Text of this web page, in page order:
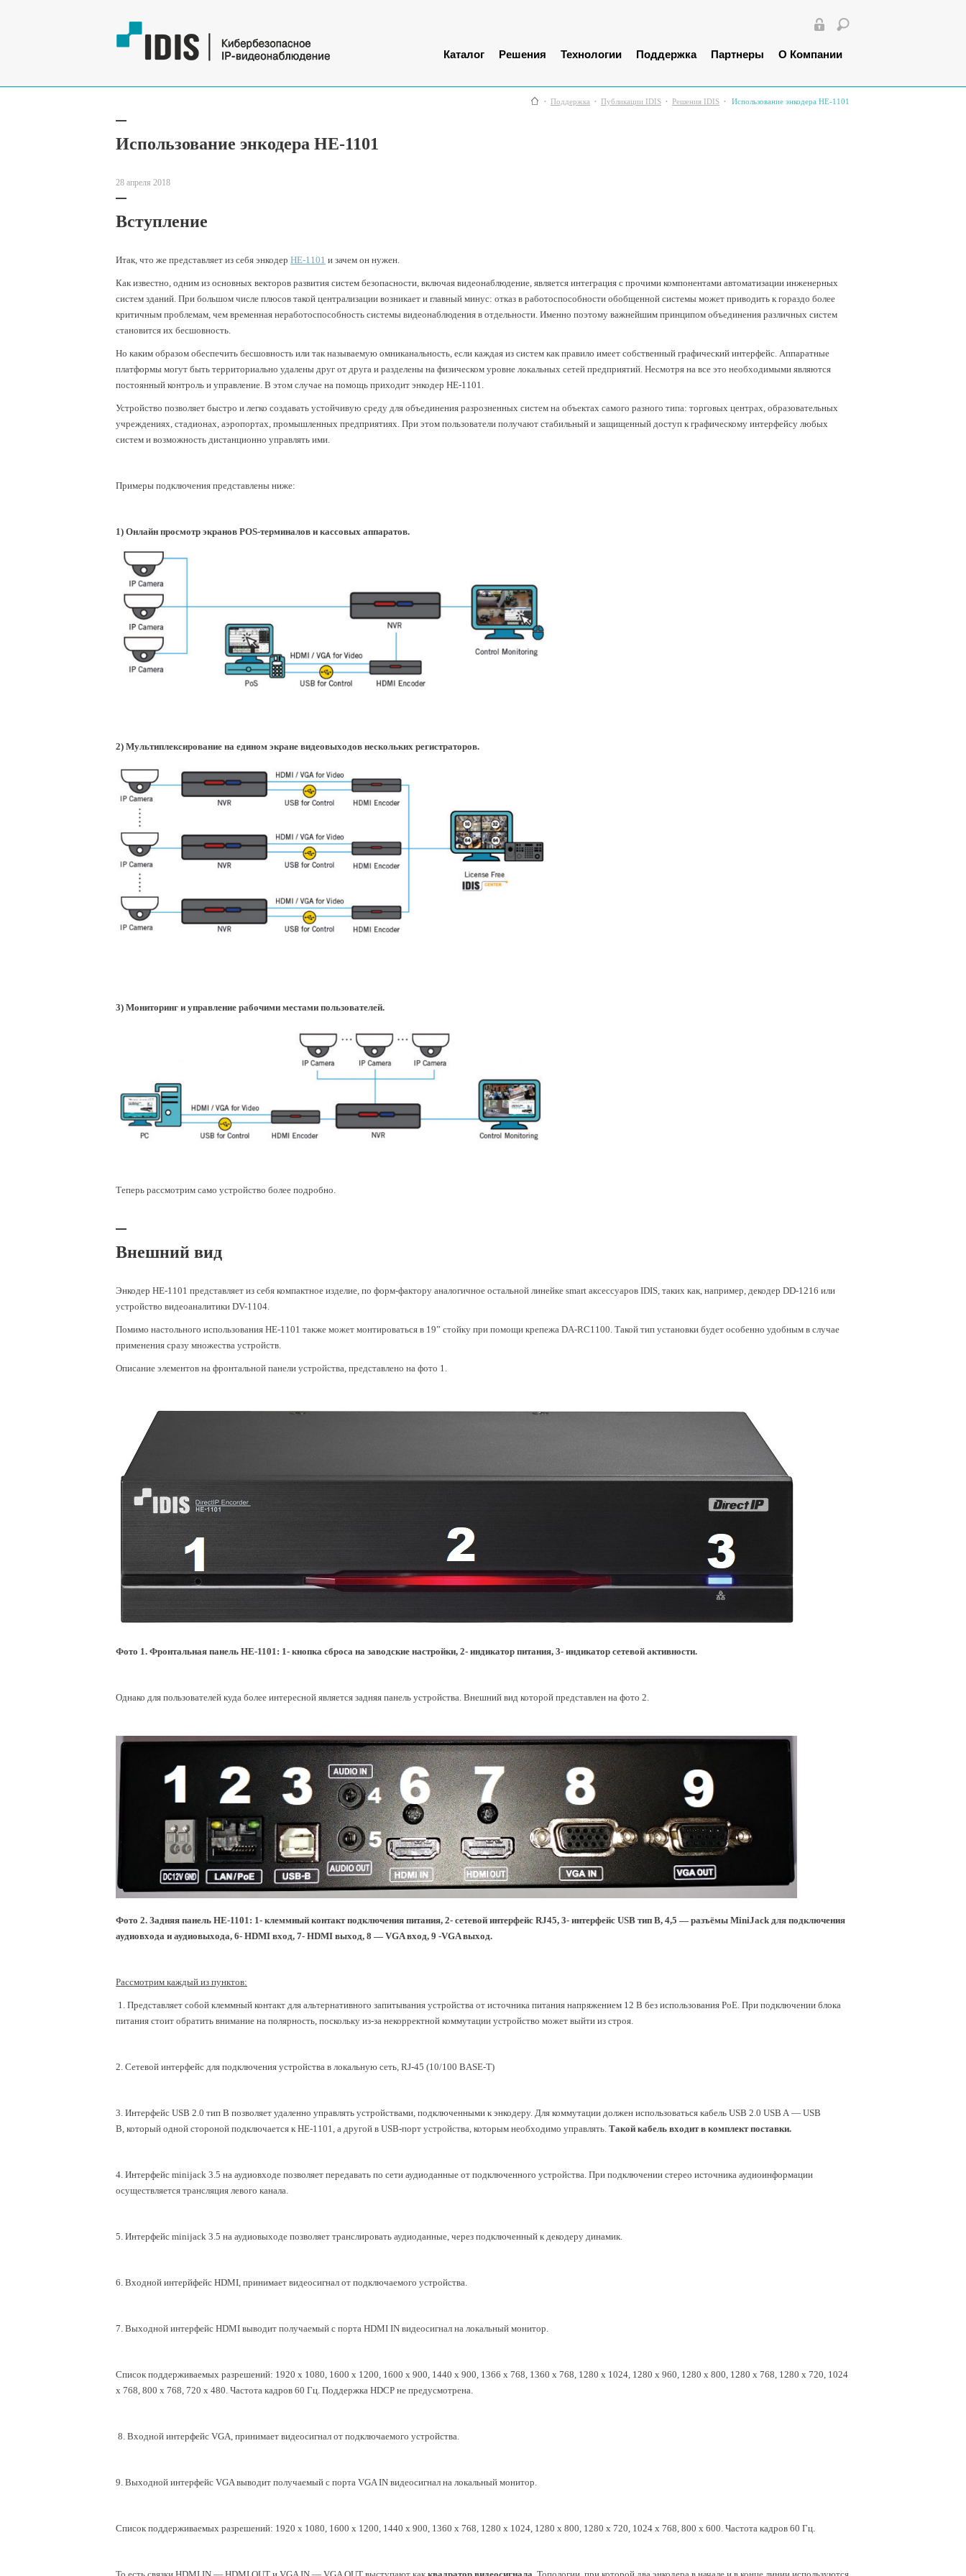
Каталог Решения Технологии Поддержка Партнеры О Компании
Поддержка Публикации IDIS Решения IDIS Использование энкодера HE-1101
Использование энкодера HE-1101
28 апреля 2018
Вступление
Итак, что же представляет из себя энкодер HE-1101 и зачем он нужен.
Как известно, одним из основных векторов развития систем безопасности, включая видеонаблюдение, является интеграция с прочими компонентами автоматизации инженерных
систем зданий. При большом числе плюсов такой централизации возникает и главный минус: отказ в работоспособности обобщенной системы может приводить к гораздо более
критичным проблемам, чем временная неработоспособность системы видеонаблюдения в отдельности. Именно поэтому важнейшим принципом объединения различных систем
становится их бесшовность.
Но каким образом обеспечить бесшовность или так называемую омниканальность, если каждая из систем как правило имеет собственный графический интерфейс. Аппаратные
платформы могут быть территориально удалены друг от друга и разделены на физическом уровне локальных сетей предприятий. Несмотря на все это необходимыми являются
постоянный контроль и управление. В этом случае на помощь приходит энкодер HE-1101.
Устройство позволяет быстро и легко создавать устойчивую среду для объединения разрозненных систем на объектах самого разного типа: торговых центрах, образовательных
учреждениях, стадионах, аэропортах, промышленных предприятиях. При этом пользователи получают стабильный и защищенный доступ к графическому интерфейсу любых
систем и возможность дистанционно управлять ими.
Примеры подключения представлены ниже:
1) Онлайн просмотр экранов POS-терминалов и кассовых аппаратов.
2) Мультиплексирование на едином экране видеовыходов нескольких регистраторов.
3) Мониторинг и управление рабочими местами пользователей.
Теперь рассмотрим само устройство более подробно.
Внешний вид
Энкодер HE-1101 представляет из себя компактное изделие, по форм-фактору аналогичное остальной линейке smart аксессуаров IDIS, таких как, например, декодер DD-1216 или
устройство видеоаналитики DV-1104.
Помимо настольного использования HE-1101 также может монтироваться в 19” стойку при помощи крепежа DA-RC1100. Такой тип установки будет особенно удобным в случае
применения сразу множества устройств.
Описание элементов на фронтальной панели устройства, представлено на фото 1.
Фото 1. Фронтальная панель HE-1101: 1- кнопка сброса на заводские настройки, 2- индикатор питания, 3- индикатор сетевой активности.
Однако для пользователей куда более интересной является задняя панель устройства. Внешний вид которой представлен на фото 2.
Фото 2. Задняя панель HE-1101: 1- клеммный контакт подключения питания, 2- сетевой интерфейс RJ45, 3- интерфейс USB тип B, 4,5 — разъёмы MiniJack для подключения
аудиовхода и аудиовыхода, 6- HDMI вход, 7- HDMI выход, 8 — VGA вход, 9 -VGA выход.
Рассмотрим каждый из пунктов:
1. Представляет собой клеммный контакт для альтернативного запитывания устройства от источника питания напряжением 12 В без использования PoE. При подключении блока
питания стоит обратить внимание на полярность, поскольку из-за некорректной коммутации устройство может выйти из строя.
2. Сетевой интерфейс для подключения устройства в локальную сеть, RJ-45 (10/100 BASE-T)
3. Интерфейс USB 2.0 тип B позволяет удаленно управлять устройствами, подключенными к энкодеру. Для коммутации должен использоваться кабель USB 2.0 USB A — USB
B, который одной стороной подключается к HE-1101, а другой в USB-порт устройства, которым необходимо управлять. Такой кабель входит в комплект поставки.
4. Интерфейс minijack 3.5 на аудиовходе позволяет передавать по сети аудиоданные от подключенного устройства. При подключении стерео источника аудиоинформации
осуществляется трансляция левого канала.
5. Интерфейс minijack 3.5 на аудиовыходе позволяет транслировать аудиоданные, через подключенный к декодеру динамик.
6. Входной интерйфейс HDMI, принимает видеосигнал от подключаемого устройства.
7. Выходной интерфейс HDMI выводит получаемый с порта HDMI IN видеосигнал на локальный монитор.
Список поддерживаемых разрешений: 1920 х 1080, 1600 х 1200, 1600 x 900, 1440 x 900, 1366 x 768, 1360 x 768, 1280 x 1024, 1280 x 960, 1280 x 800, 1280 x 768, 1280 x 720, 1024
x 768, 800 x 768, 720 x 480. Частота кадров 60 Гц. Поддержка HDCP не предусмотрена.
8. Входной интерфейс VGA, принимает видеосигнал от подключаемого устройства.
9. Выходной интерфейс VGA выводит получаемый с порта VGA IN видеосигнал на локальный монитор.
Список поддерживаемых разрешений: 1920 x 1080, 1600 x 1200, 1440 x 900, 1360 x 768, 1280 x 1024, 1280 x 800, 1280 x 720, 1024 x 768, 800 x 600. Частота кадров 60 Гц.